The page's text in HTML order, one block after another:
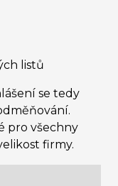
listů
se tedy
pro všechny
firmy.